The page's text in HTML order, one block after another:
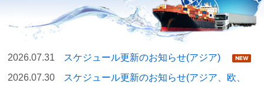
2026.07.31
スケジュール更新のお知らせ(アジア)
2026.07.30
スケジュール更新のお知らせ(アジア、欧、